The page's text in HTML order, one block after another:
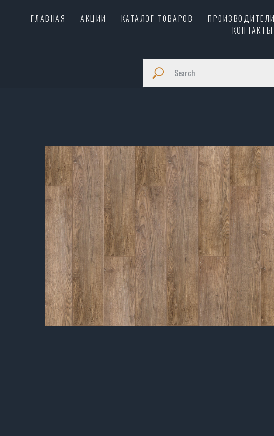
ГЛАВНАЯ АКЦИИ КАТАЛОГ ТОВАРОВ ПРОИЗВОДИТЕЛИ
КОНТАКТЫ